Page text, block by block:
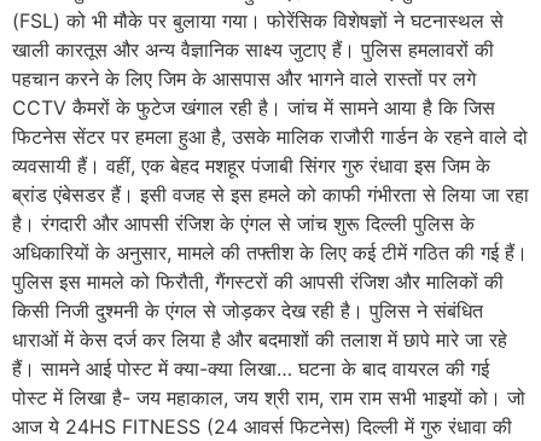
(FSL) को भी मौके पर बुलाया गया। फोरेंसिक विशेषज्ञों ने घटनास्थल से
खाली कारतूस और अन्य वैज्ञानिक साक्ष्य जुटाए हैं। पुलिस हमलावरों की
पहचान करने के लिए जिम के आसपास और भागने वाले रास्तों पर लगे
CCTV कैमरों के फुटेज खंगाल रही है। जांच में सामने आया है कि जिस
फिटनेस सेंटर पर हमला हुआ है, उसके मालिक राजौरी गार्डन के रहने वाले दो
व्यवसायी हैं। वहीं, एक बेहद मशहूर पंजाबी सिंगर गुरु रंधावा इस जिम के
ब्रांड एंबेसडर हैं। इसी वजह से इस हमले को काफी गंभीरता से लिया जा रहा
है। रंगदारी और आपसी रंजिश के एंगल से जांच शुरू दिल्ली पुलिस के
अधिकारियों के अनुसार, मामले की तफ्तीश के लिए कई टीमें गठित की गई हैं।
पुलिस इस मामले को फिरौती, गैंगस्टरों की आपसी रंजिश और मालिकों की
किसी निजी दुश्मनी के एंगल से जोड़कर देख रही है। पुलिस ने संबंधित
धाराओं में केस दर्ज कर लिया है और बदमाशों की तलाश में छापे मारे जा रहे
हैं। सामने आई पोस्ट में क्या-क्या लिखा… घटना के बाद वायरल की गई
पोस्ट में लिखा है- जय महाकाल, जय श्री राम, राम राम सभी भाइयों को। जो
आज ये 24HS FITNESS (24 आवर्स फिटनेस) दिल्ली में गुरु रंधावा की